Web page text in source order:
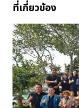
ที่เกี่ยวข้อง